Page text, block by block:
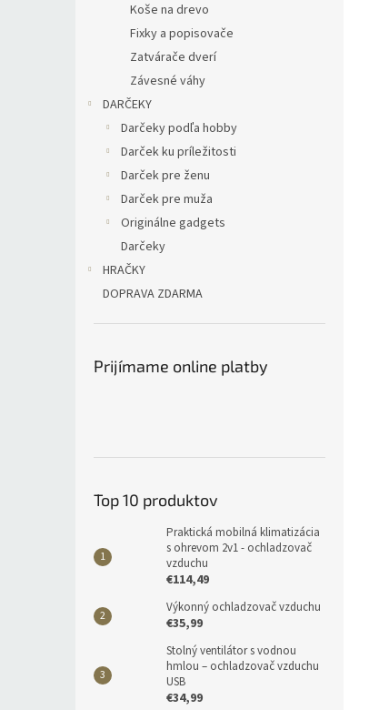
Koše na drevo
Fixky a popisovače
Zatvárače dverí
Závesné váhy
DARČEKY
Darčeky podľa hobby
Darček ku príležitosti
Darček pre ženu
Darček pre muža
Originálne gadgets
Darčeky
HRAČKY
DOPRAVA ZDARMA
Prijímame online platby
Top 10 produktov
Praktická mobilná klimatizácia
s ohrevom 2v1 - ochladzovač
vzduchu
€114,49
Výkonný ochladzovač vzduchu
€35,99
Stolný ventilátor s vodnou
hmlou – ochladzovač vzduchu
USB
€34,99